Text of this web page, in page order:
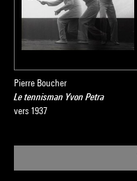
Pierre Boucher
Le tennisman Yvon Petra
vers 1937